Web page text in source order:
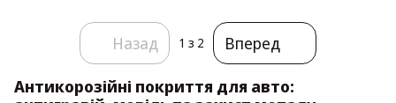
Назад 1 з 2 Вперед
Антикорозійні покриття для авто: